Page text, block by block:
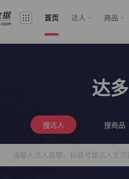
首页 达人 商品
达
搜达人 搜商品